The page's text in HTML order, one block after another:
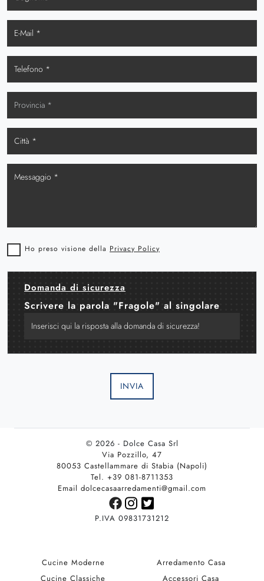
Ho preso visione della Privacy Policy
Domanda di sicurezza
Scrivere la parola "Fragole" al singolare
INVIA
© 2026 - Dolce Casa Srl
Via Pozzillo, 47
80053 Castellammare di Stabia (Napoli)
Tel. +39 081-8711353
Email dolcecasaarredamenti@gmail.com
P.IVA 09831731212
Cucine Moderne
Cucine Classiche
Arredamento Casa
Accessori Casa